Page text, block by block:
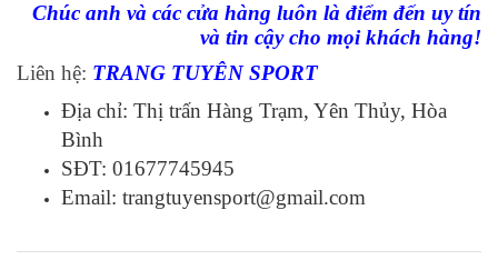
Chúc anh và các cửa hàng luôn là điểm đến uy tín
và tin cậy cho mọi khách hàng!
Liên hệ: TRANG TUYÊN SPORT
Địa chỉ: Thị trấn Hàng Trạm, Yên Thủy, Hòa
Bình
SĐT: 01677745945
Email: trangtuyensport@gmail.com